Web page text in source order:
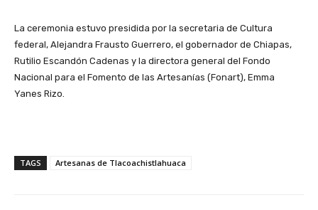
La ceremonia estuvo presidida por la secretaria de Cultura
federal, Alejandra Frausto Guerrero, el gobernador de Chiapas,
Rutilio Escandón Cadenas y la directora general del Fondo
Nacional para el Fomento de las Artesanías (Fonart), Emma
Yanes Rizo.
TAGS Artesanas de Tlacoachistlahuaca